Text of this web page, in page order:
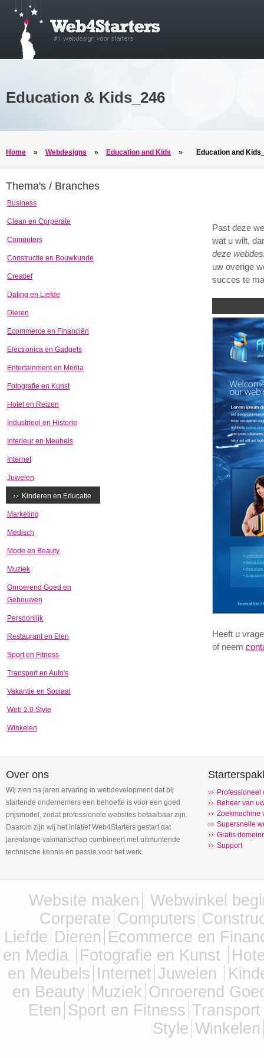
Education & Kids_246
Home » Webdesigns » Education and Kids » Education and
Thema's / Branches
Business
Clean en Corperate
Computers
Constructie en Bouwkunde
Creatief
Dating en Liefde
Dieren
Ecommerce en Financiën
Electronica en Gadgets
Entertainment en Media
Fotografie en Kunst
Hotel en Reizen
Industrieel en Historie
Interieur en Meubels
Internet
Juwelen
Kinderen en Educatie
Marketing
Medisch
Mode en Beauty
Muziek
Onroerend Goed en
Gebouwen
Persoonlijk
Restaurant en Eten
Sport en Fitness
Transport en Auto's
Vakantie en Sociaal
Web 2.0 Style
Winkelen
Past deze
wat u wilt,
deze
uw overige
succes te
Heeft u
of neem
Over ons
Wij zien na jaren ervaring in webdevelopment dat bij
startende ondernemers een behoefte is voor een goed
prijsmodel, zodat professionele websites betaalbaar zijn.
Daarom zijn wij het iniatief Web4Starters gestart dat
jarenlange vakmanschap combineert met uitmuntende
technische kennis en passie voor het werk.
Professioneel
Beheer van
Zoekmachine
Supersnelle
Gratis
Support
Website maken
Webwinkel
Corperate Computers
Liefde Dieren Ecommerce en
en Media
Fotografie en Kunst
en Meubels Internet Juwelen
en Beauty Muziek Onroerend
Eten Sport en Fitness
Style Winkelen